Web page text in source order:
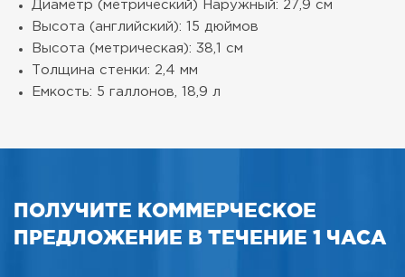
Диаметр (метрический) Наружный: 27,9 см
Высота (английский): 15 дюймов
Высота (метрическая): 38,1 см
Толщина стенки: 2,4 мм
Емкость: 5 галлонов, 18,9 л
ПОЛУЧИТЕ КОММЕРЧЕСКОЕ
ПРЕДЛОЖЕНИЕ В ТЕЧЕНИЕ 1 ЧАСА